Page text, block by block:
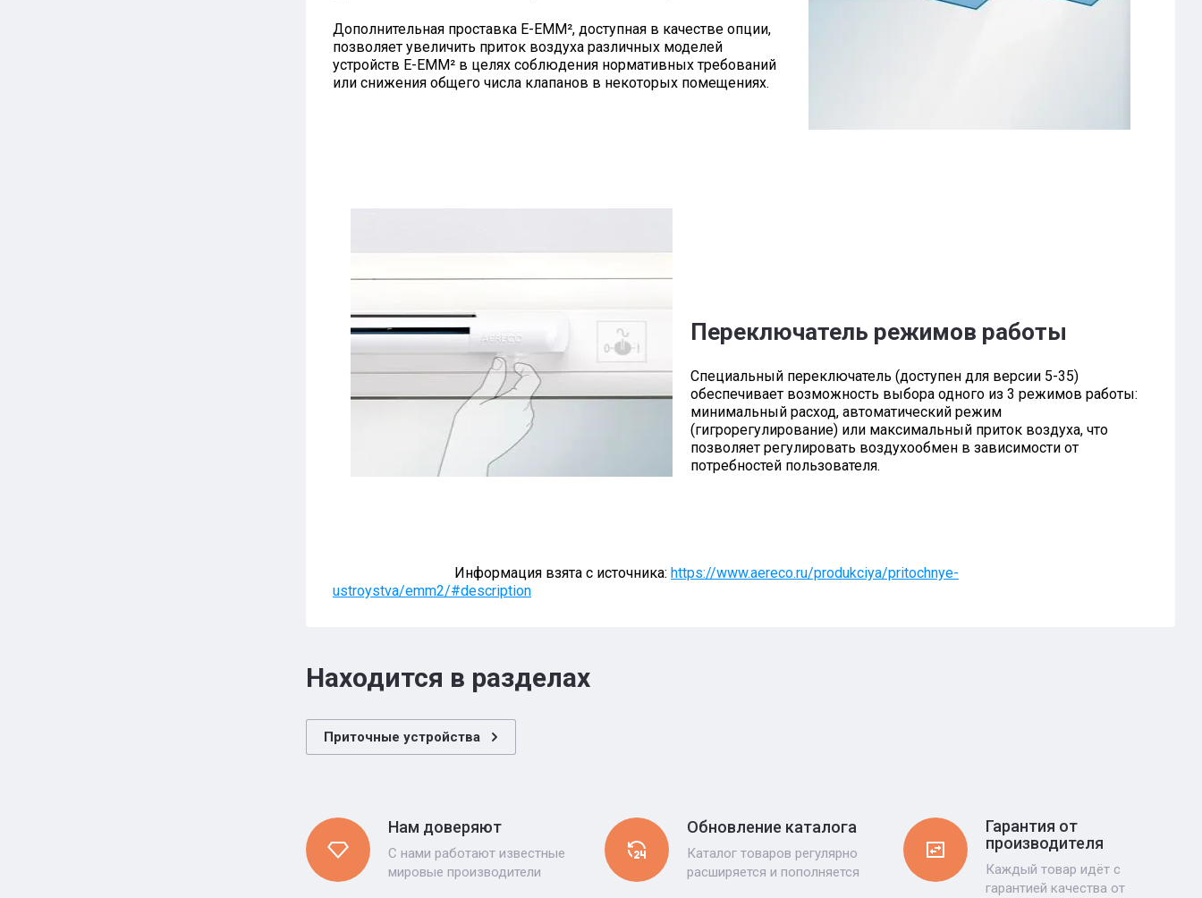
Дополнительная проставка E-EMM², доступная в качестве опции,
позволяет увеличить приток воздуха различных моделей
устройств E-EMM² в целях соблюдения нормативных требований
или снижения общего числа клапанов в некоторых помещениях.
Переключатель режимов работы
Специальный переключатель (доступен для версии 5-35)
обеспечивает возможность выбора одного из 3 режимов работы:
минимальный расход, автоматический режим
(гигрорегулирование) или максимальный приток воздуха, что
позволяет регулировать воздухообмен в зависимости от
потребностей пользователя.
Информация взята с источника: https://www.aereco.ru/produkciya/pritochnye-
ustroystva/emm2/#description
Находится в разделах
Приточные устройства
Нам доверяют
С нами работают известные
мировые производители
Обновление каталога
Каталог товаров регулярно
расширяется и пополняется
Гарантия от
производителя
Каждый товар идёт с
гарантией качества от